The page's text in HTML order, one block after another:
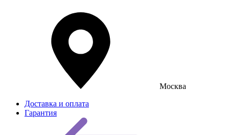
Москва
Доставка и оплата
Гарантия